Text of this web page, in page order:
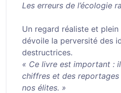
Les erreurs de l’écologie
Un regard réaliste et
dévoile la perversité des
destructrices.
« Ce livre est important :
chiffres et des
nos élites. »